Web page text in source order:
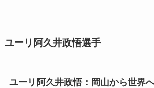
ユーリ阿久井政悟選手
ユーリ阿久井政悟：岡山から世界